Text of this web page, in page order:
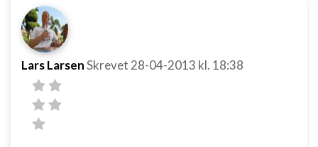
Lars LarsenSkrevet 28-04-2013 kl. 18:38